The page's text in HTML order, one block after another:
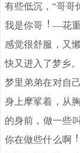
有些低沉，“哥哥
我是你哥
—花重
感觉很舒服，又
快又进入了梦乡。
梦里弟弟在对自
身上摩挲着，从
的身前，做一些
你在做些什么啊